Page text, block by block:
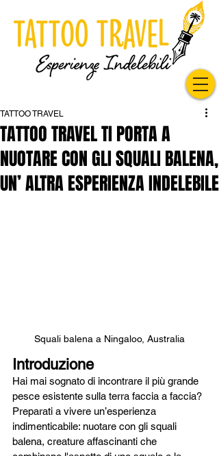
TATTOO TRAVEL TI PORTA A
NUOTARE CON GLI SQUALI BALENA,
UN’ ALTRA ESPERIENZA INDELEBILE
TATTOO TRAVEL
Squali balena a Ningaloo, Australia
Introduzione
Hai mai sognato di incontrare il più grande
pesce esistente sulla terra faccia a faccia?
Preparati a vivere un’esperienza
indimenticabile: nuotare con gli squali
balena, creature affascinanti che